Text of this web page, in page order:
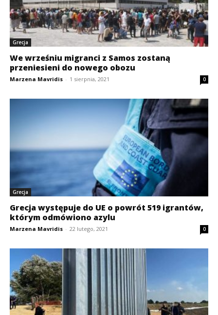
Grecja
We wrześniu migranci z Samos zostaną
przeniesieni do nowego obozu
Marzena Mavridis - 1 sierpnia, 2021 0
Grecja
Grecja występuje do UE o powrót 519 igrantów,
którym odmówiono azylu
Marzena Mavridis - 22 lutego, 2021 0